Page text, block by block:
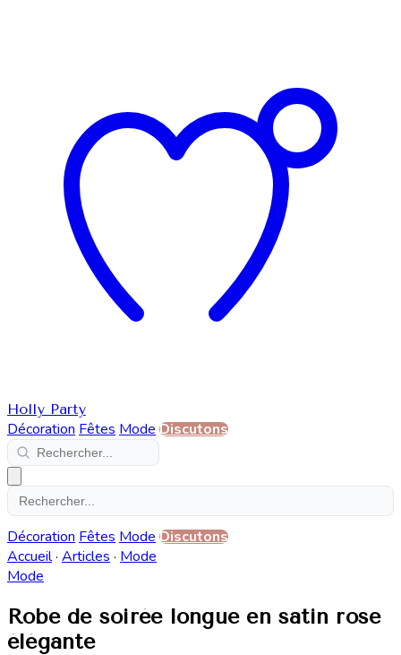
Holly Party
Décoration Fêtes Mode Discutons
Décoration Fêtes Mode Discutons
Accueil· Articles · Mode
Mode
Robe de soirée longue en satin rose
élégante